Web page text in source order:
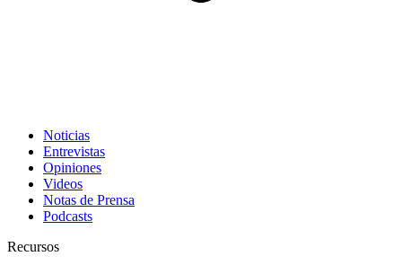
Noticias
Entrevistas
Opiniones
Videos
Notas de Prensa
Podcasts
Recursos